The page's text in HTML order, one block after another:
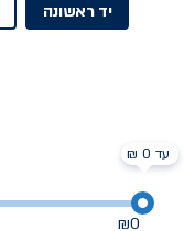
יד ראשונה
₪0
עד 0 ₪